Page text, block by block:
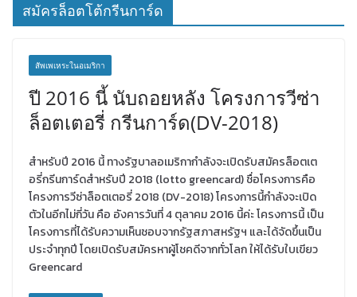
สมัครล็อตโต้กรีนการ์ด
สัพเพเหระในอเมริกา
ปี 2016 นี้ นับถอยหลัง โครงการวีซ่า
ล็อตเตอรี่ กรีนการ์ด(DV-2018)
สำหรับปี 2016 นี้ ทางรัฐบาลอเมริกากำลังจะเปิดรับสมัครล็อตเต
อรี่กรีนการ์ดสำหรับปี 2018 (lotto greencard) ชื่อโครงการคือ
โครงการวีซ่าล็อตเตอรี่ 2018 (DV-2018) โครงการนี้กำลังจะเปิด
ตัวในอีกไม่กี่วัน คือ อังคารวันที่ 4 ตุลาคม 2016 นี้ค่ะ โครงการนี้ เป็น
โครงการที่ได้รับความเห็นชอบจากรัฐสภาสหรัฐฯ และได้จัดขึ้นเป็น
ประจำทุกปี โดยเปิดรับสมัครหาผู้โชคดีจากทั่วโลก ให้ได้รับใบเขียว
Greencard